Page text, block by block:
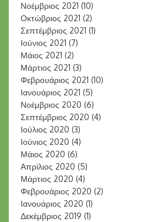
Νοέμβριος 2021 (10)
Οκτώβριος 2021 (2)
Σεπτέμβριος 2021 (1)
Ιούνιος 2021 (7)
Μάιος 2021 (2)
Μάρτιος 2021 (3)
Φεβρουάριος 2021 (10)
Ιανουάριος 2021 (5)
Νοέμβριος 2020 (6)
Σεπτέμβριος 2020 (4)
Ιούλιος 2020 (3)
Ιούνιος 2020 (4)
Μάιος 2020 (6)
Απρίλιος 2020 (5)
Μάρτιος 2020 (4)
Φεβρουάριος 2020 (2)
Ιανουάριος 2020 (1)
Δεκέμβριος 2019 (1)